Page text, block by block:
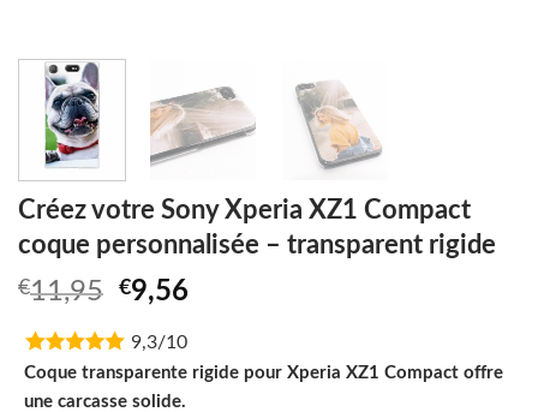
Créez votre Sony Xperia XZ1 Compact
coque personnalisée – transparent rigide
€11,95 Original
was:
€11,95.
€9,56
€9,56.
9,3/10
Coque transparente rigide pour Xperia XZ1 Compact offre
une carcasse solide.